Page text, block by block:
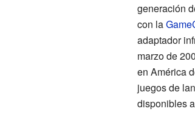
generación
con la
adaptador
marzo de
en América
juegos de
disponibles